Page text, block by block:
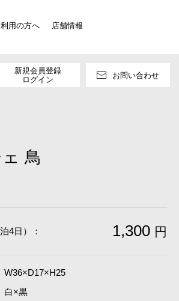
用の方へ 店舗情報
新規会員登録
ログイン
お問い合わせ
鳥
4日）： 1,300 円
W36×D17×H25
白×黒